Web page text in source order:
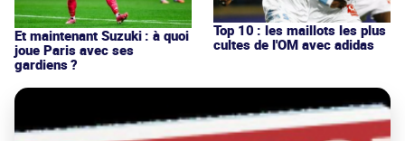
Et maintenant Suzuki : à quoi
joue Paris avec ses
gardiens ?
Top 10 : les maillots les plus
cultes de l'OM avec adidas